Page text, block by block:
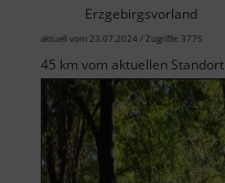
Erzgebirgsvorland
aktuell vom 23.07.2024 / Zugriffe: 3775
45 km vom aktuellen Standort